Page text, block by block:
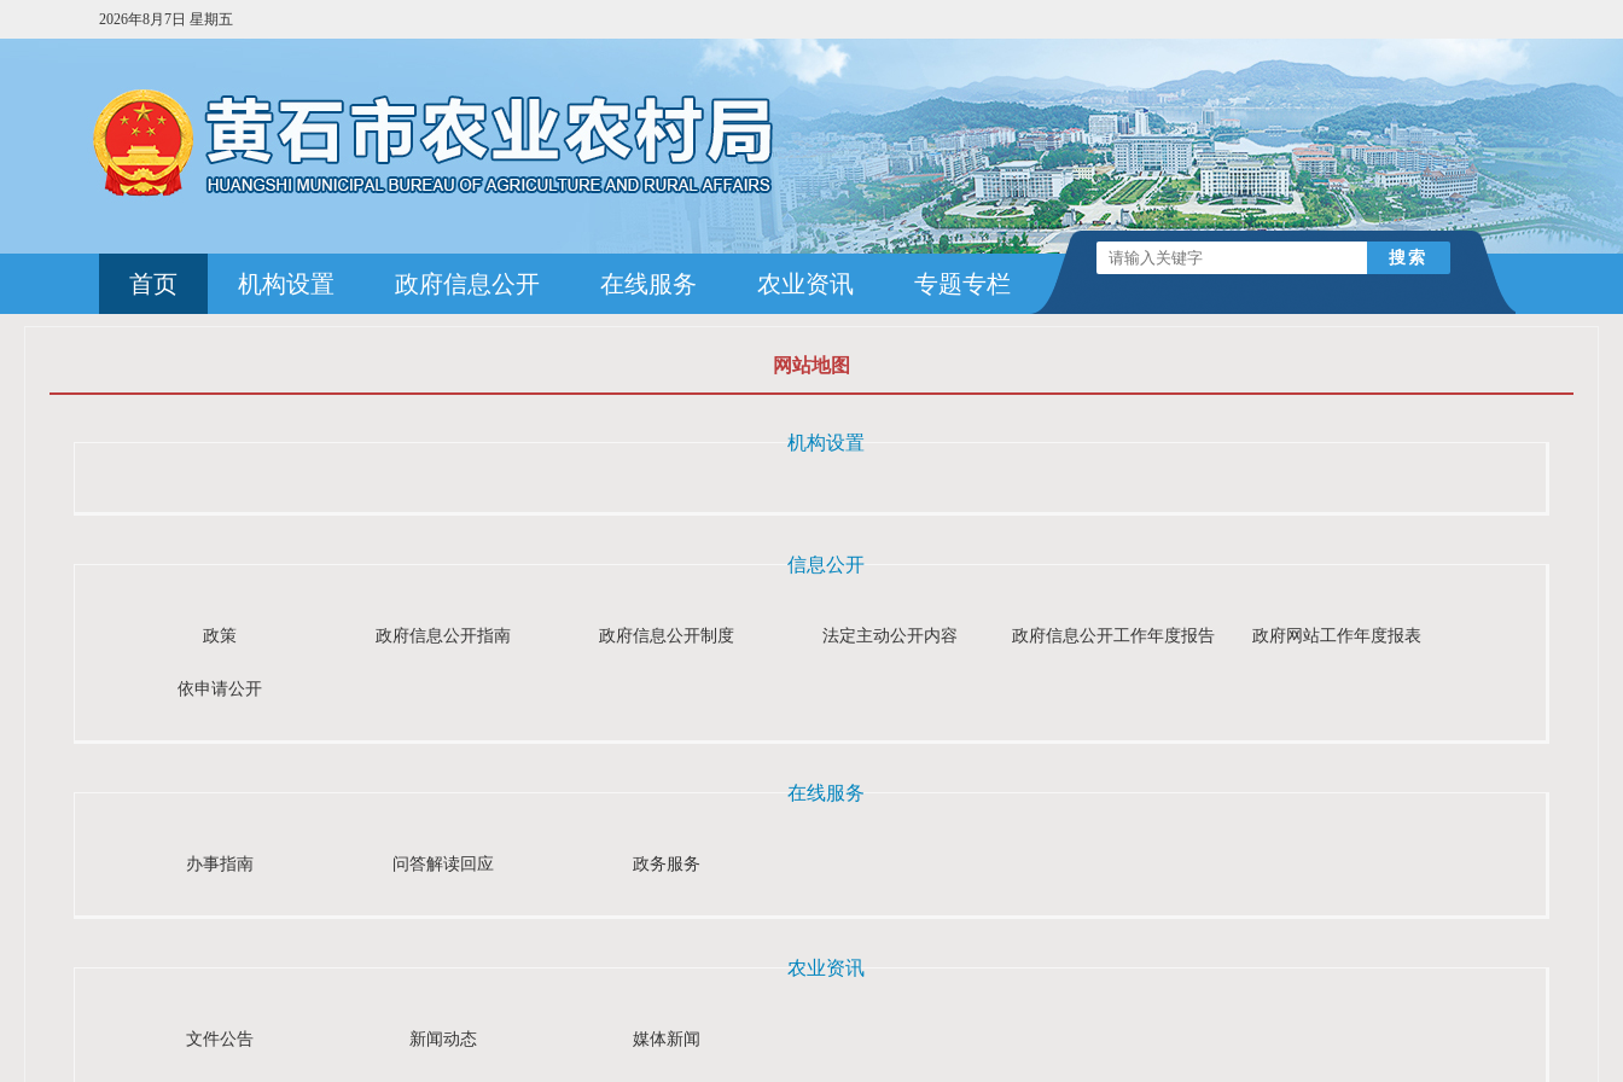
2026年8月7日 星期五
首页 机构设置 政府信息公开 在线服务 农业资讯 专题专栏
网站地图
机构设置
信息公开
政策 政府信息公开指南 政府信息公开制度 法定主动公开内容 政府信息公开工作年度报告 政府网站工作年度报表
依申请公开
在线服务
办事指南 问答解读回应 政务服务
农业资讯
文件公告 新闻动态 媒体新闻